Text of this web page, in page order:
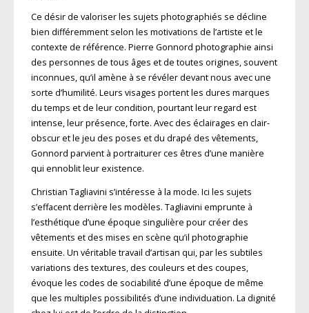
Ce désir de valoriser les sujets photographiés se décline
bien différemment selon les motivations de l’artiste et le
contexte de référence. Pierre Gonnord photographie ainsi
des personnes de tous âges et de toutes origines, souvent
inconnues, qu’il amène à se révéler devant nous avec une
sorte d’humilité. Leurs visages portent les dures marques
du temps et de leur condition, pourtant leur regard est
intense, leur présence, forte. Avec des éclairages en clair-
obscur et le jeu des poses et du drapé des vêtements,
Gonnord parvient à portraiturer ces êtres d’une manière
qui ennoblit leur existence.
Christian Tagliavini s’intéresse à la mode. Ici les sujets
s’effacent derrière les modèles. Tagliavini emprunte à
l’esthétique d’une époque singulière pour créer des
vêtements et des mises en scène qu’il photographie
ensuite. Un véritable travail d’artisan qui, par les subtiles
variations des textures, des couleurs et des coupes,
évoque les codes de sociabilité d’une époque de même
que les multiples possibilités d’une individuation. La dignité